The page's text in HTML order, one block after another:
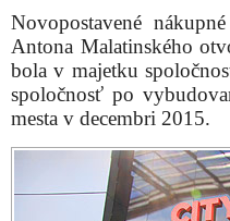
Novopostavené
Antona Malatinského
bola v majetku
spoločnosť po
mesta v decembri 2015.